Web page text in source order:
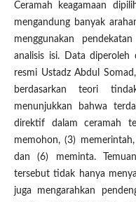
Ceramah keagamaan
mengandung banyak
menggunakan
analisis isi. Data diperoleh
resmi Ustadz Abdul
berdasarkan teori
menunjukkan bahwa
direktif dalam ceramah
memohon, (3)
dan (6) meminta.
tersebut tidak hanya
juga mengarahkan